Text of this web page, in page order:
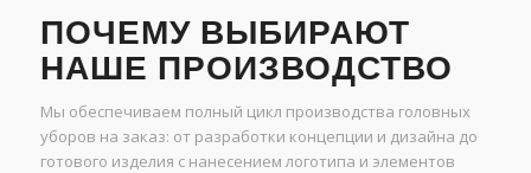
ПОЧЕМУ ВЫБИРАЮТ
НАШЕ ПРОИЗВОДСТВО
Мы обеспечиваем полный цикл производства головных
уборов на заказ: от разработки концепции и дизайна до
готового изделия с нанесением логотипа и элементов